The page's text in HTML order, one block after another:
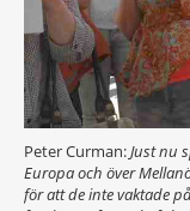
Peter Curman:Just nu
Europa och över
för att de inte vaktade